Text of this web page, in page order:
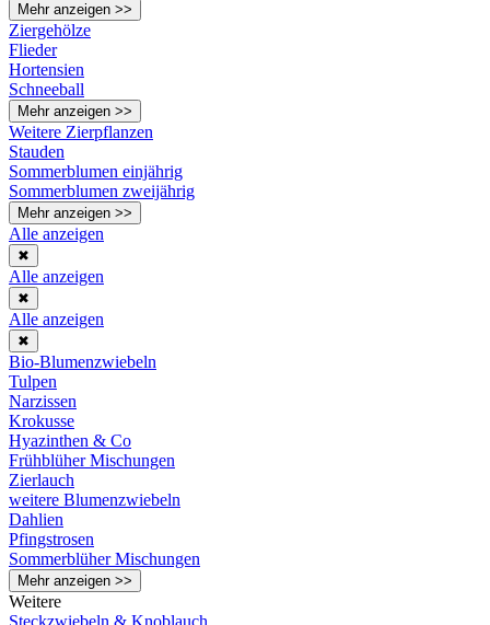
Mehr anzeigen >>
Ziergehölze
Flieder
Hortensien
Schneeball
Mehr anzeigen >>
Weitere Zierpflanzen
Stauden
Sommerblumen einjährig
Sommerblumen zweijährig
Mehr anzeigen >>
Alle anzeigen
✖
Alle anzeigen
✖
Alle anzeigen
✖
Bio-Blumenzwiebeln
Tulpen
Narzissen
Krokusse
Hyazinthen & Co
Frühblüher Mischungen
Zierlauch
weitere Blumenzwiebeln
Dahlien
Pfingstrosen
Sommerblüher Mischungen
Mehr anzeigen >>
Weitere
Steckzwiebeln & Knoblauch